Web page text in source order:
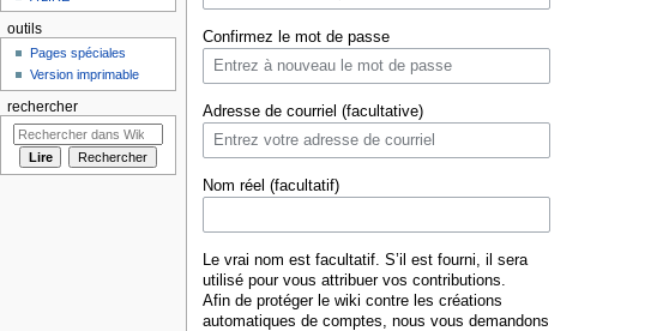
Confirmez le mot de passe
Adresse de courriel (facultative)
Nom réel (facultatif)
Le vrai nom est facultatif. S’il est fourni, il sera
utilisé pour vous attribuer vos contributions.
Afin de protéger le wiki contre les créations
automatiques de comptes, nous vous demandons
outils
Pages spéciales
Version imprimable
rechercher